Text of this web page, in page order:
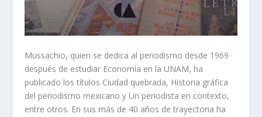
Mussachio, quien se dedica al periodismo desde 1969
después de estudiar Economía en la UNAM, ha
publicado los títulos Ciudad quebrada, Historia gráfica
del periodismo mexicano y Un periodista en contexto,
entre otros. En sus más de 40 años de trayectoria ha